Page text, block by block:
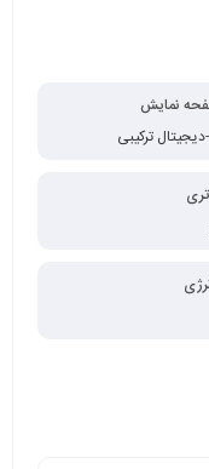
نمایش
ترکیبی